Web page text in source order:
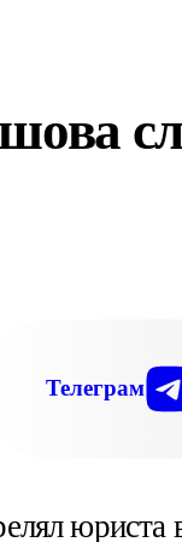
Телеграм
юриста